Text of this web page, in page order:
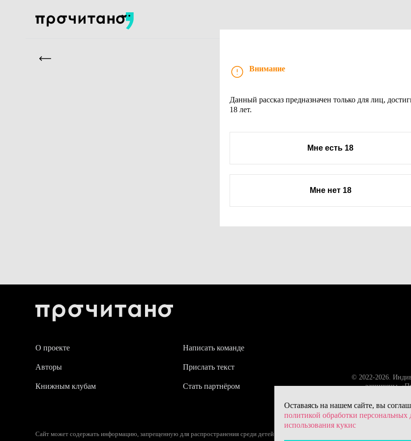
О проекте Написать команде
Авторы Прислать текст
Книжным клубам Стать партнёром
© 2022-2026.
защищены.
Сайт может содержать информацию, запрещенную для распространения среди детей (18+) – следите за возрастной маркировкой.
Оставаясь на нашем сайте, вы
политикой обработки персональных
использования кукис
Внимание
Данный рассказ предназначен только для лиц,
18 лет.
Мне есть 18
Мне нет 18